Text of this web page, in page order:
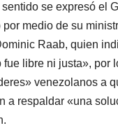
se expresó el
por medio de su
Raab, quien
fue libre ni justa», por
venezolanos a
a respaldar «una